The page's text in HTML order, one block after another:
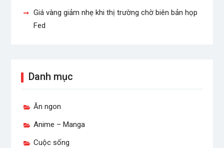
Giá vàng giảm nhẹ khi thị trường chờ biên bản họp
Fed
Danh mục
Ăn ngon
Anime – Manga
Cuộc sống